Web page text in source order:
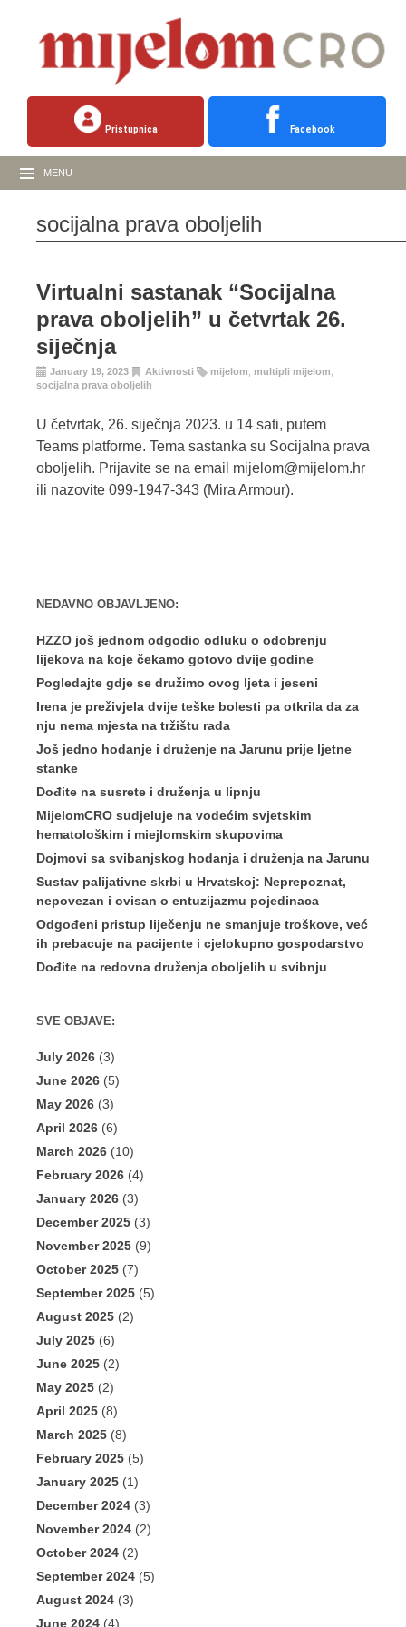
Pristupnica Facebook
MENU
socijalna prava oboljelih
Virtualni sastanak “Socijalna
prava oboljelih” u četvrtak 26.
siječnja
January 19, 2023 Aktivnosti mijelom multipli mijelom
socijalna prava oboljelih
U četvrtak, 26. siječnja 2023. u 14 sati, putem
Teams platforme. Tema sastanka su Socijalna prava
oboljelih. Prijavite se na email mijelom@mijelom.hr
ili nazovite 099-1947-343 (Mira Armour).
NEDAVNO OBJAVLJENO:
HZZO još jednom odgodio odluku o odobrenju
lijekova na koje čekamo gotovo dvije godine
Pogledajte gdje se družimo ovog ljeta i jeseni
Irena je preživjela dvije teške bolesti pa otkrila da za
nju nema mjesta na tržištu rada
Još jedno hodanje i druženje na Jarunu prije ljetne
stanke
Dođite na susrete i druženja u lipnju
MijelomCRO sudjeluje na vodećim svjetskim
hematološkim i miejlomskim skupovima
Dojmovi sa svibanjskog hodanja i druženja na Jarunu
Sustav palijativne skrbi u Hrvatskoj: Neprepoznat,
nepovezan i ovisan o entuzijazmu pojedinaca
Odgođeni pristup liječenju ne smanjuje troškove, već
ih prebacuje na pacijente i cjelokupno gospodarstvo
Dođite na redovna druženja oboljelih u svibnju
SVE OBJAVE:
July 2026 (3)
June 2026 (5)
May 2026 (3)
April 2026 (6)
March 2026 (10)
February 2026 (4)
January 2026 (3)
December 2025 (3)
November 2025 (9)
October 2025 (7)
September 2025 (5)
August 2025 (2)
July 2025 (6)
June 2025 (2)
May 2025 (2)
April 2025 (8)
March 2025 (8)
February 2025 (5)
January 2025 (1)
December 2024 (3)
November 2024 (2)
October 2024 (2)
September 2024 (5)
August 2024 (3)
June 2024 (4)